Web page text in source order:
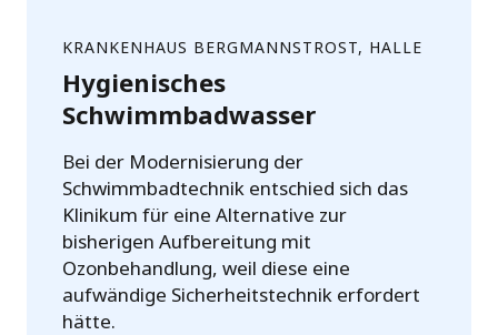
KRANKENHAUS BERGMANNSTROST, HALLE
Hygienisches
Schwimmbadwasser
Bei der Modernisierung der
Schwimmbadtechnik entschied sich das
Klinikum für eine Alternative zur
bisherigen Aufbereitung mit
Ozonbehandlung, weil diese eine
aufwändige Sicherheitstechnik erfordert
hätte.